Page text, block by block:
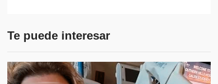
Te puede interesar